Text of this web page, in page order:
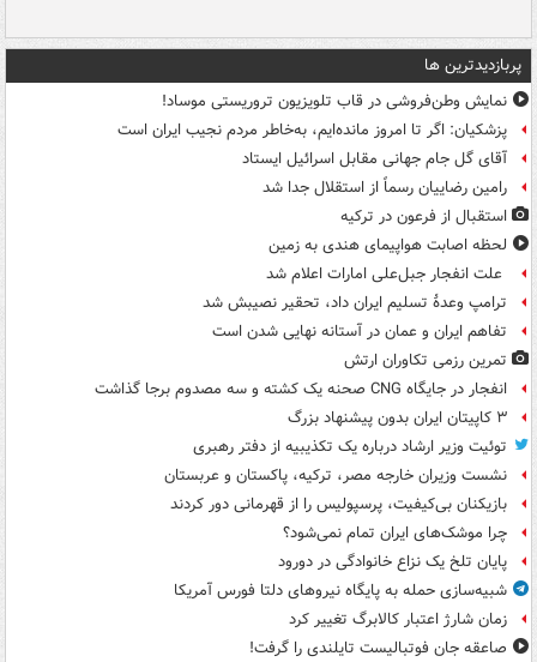
پربازدیدترین ها
نمایش وطن‌فروشی در قاب تلویزیون تروریستی موساد!
پزشکیان: اگر تا امروز مانده‌ایم، به‌خاطر مردم نجیب ایران است
آقای گل جام جهانی مقابل اسرائیل ایستاد
رامین رضاییان رسماً از استقلال جدا شد
استقبال از فرعون در ترکیه
لحظه اصابت هواپیمای هندی به زمین
علت انفجار جبل‌علی امارات اعلام شد
ترامپ وعدۀ تسلیم ایران داد، تحقیر نصیبش شد
تفاهم ایران و عمان در آستانه نهایی شدن است
تمرین رزمی تکاوران ارتش
انفجار در جایگاه CNG صحنه یک کشته و سه مصدوم برجا گذاشت
۳ کاپیتان ایران بدون پیشنهاد بزرگ
توئیت وزیر ارشاد درباره یک تکذیبیه از دفتر رهبری
نشست وزیران خارجه مصر، ترکیه، پاکستان و عربستان
بازیکنان بی‌کیفیت، پرسپولیس را از قهرمانی دور کردند
چرا موشک‌های ایران تمام نمی‌شود؟
پایان تلخ یک نزاع خانوادگی در دورود
شبیه‌سازی حمله به پایگاه نیروهای دلتا فورس آمریکا
زمان شارژ اعتبار کالابرگ تغییر کرد
صاعقه جان فوتبالیست تایلندی را گرفت!